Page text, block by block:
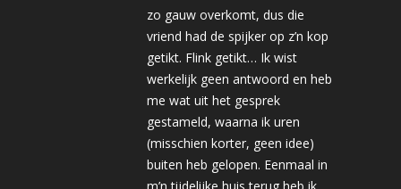
zo gauw overkomt, dus die
vriend had de spijker op z’n kop
getikt. Flink getikt… Ik wist
werkelijk geen antwoord en heb
me wat uit het gesprek
gestameld, waarna ik uren
(misschien korter, geen idee)
buiten heb gelopen. Eenmaal in